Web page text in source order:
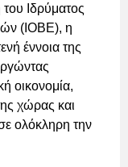
Ιδρύματος
(ΙΟΒΕ), η
έννοια της
οικονομία,
χώρας και
ολόκληρη την